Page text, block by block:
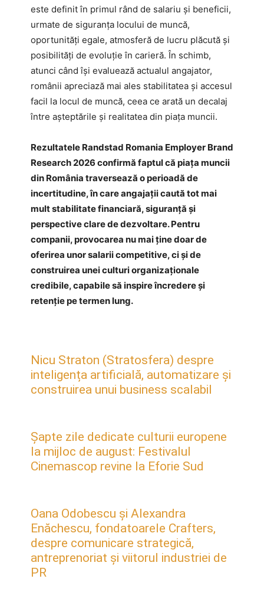
este definit în primul rând de salariu și beneficii,
urmate de siguranța locului de muncă,
oportunități egale, atmosferă de lucru plăcută și
posibilități de evoluție în carieră. În schimb,
atunci când își evaluează actualul angajator,
românii apreciază mai ales stabilitatea și accesul
facil la locul de muncă, ceea ce arată un decalaj
între așteptările și realitatea din piața muncii.
Rezultatele Randstad Romania Employer Brand
Research 2026 confirmă faptul că piața muncii
din România traversează o perioadă de
incertitudine, în care angajații caută tot mai
mult stabilitate financiară, siguranță și
perspective clare de dezvoltare. Pentru
companii, provocarea nu mai ține doar de
oferirea unor salarii competitive, ci și de
construirea unei culturi organizaționale
credibile, capabile să inspire încredere și
retenție pe termen lung.
Nicu Straton (Stratosfera) despre
inteligența artificială, automatizare și
construirea unui business scalabil
Șapte zile dedicate culturii europene
la mijloc de august: Festivalul
Cinemascop revine la Eforie Sud
Oana Odobescu și Alexandra
Enăchescu, fondatoarele Crafters,
despre comunicare strategică,
antreprenoriat și viitorul industriei de
PR